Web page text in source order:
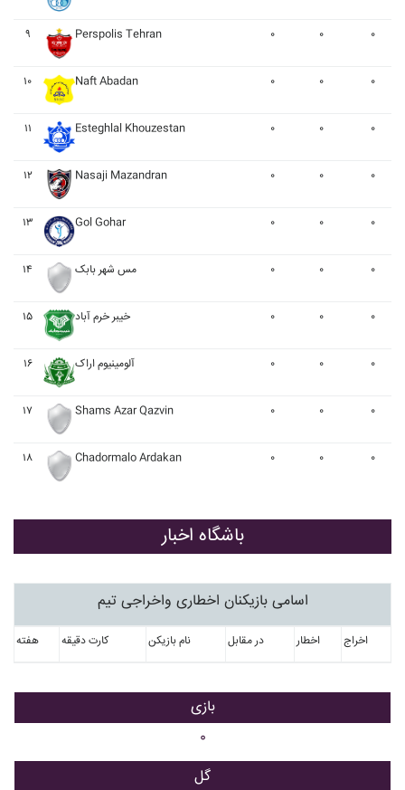
۹ Perspolis Tehran ۰ ۰ ۰
۱۰ Naft Abadan ۰ ۰ ۰
۱۱ Esteghlal Khouzestan ۰ ۰ ۰
۱۲ Nasaji Mazandran ۰ ۰ ۰
۱۳ Gol Gohar ۰ ۰ ۰
۱۴ مس شهر بابک ۰ ۰ ۰
۱۵ خيبر خرم آباد ۰ ۰ ۰
۱۶ آلومينيوم اراک ۰ ۰ ۰
۱۷ Shams Azar Qazvin ۰ ۰ ۰
۱۸ Chadormalo Ardakan ۰ ۰ ۰
باشگاه اخبار
اسامی بازیکنان اخطاری واخراجی تیم
هفته کارت دقیقه نام بازیکن در مقابل اخطار اخراج
بازی
۰
گل